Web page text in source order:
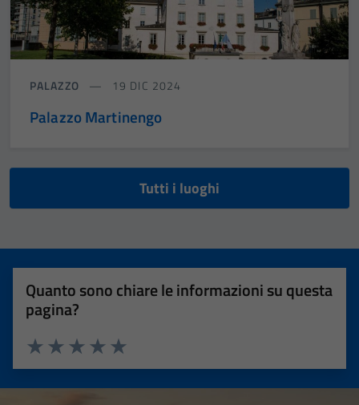
PALAZZO 19 DIC 2024
Palazzo Martinengo
Tutti i luoghi
Quanto sono chiare le informazioni su questa
pagina?
Valuta 5 stelle su 5
Valuta 4 stelle su 5
Valuta 3 stelle su 5
Valuta 2 stelle su 5
Valuta 1 stelle su 5